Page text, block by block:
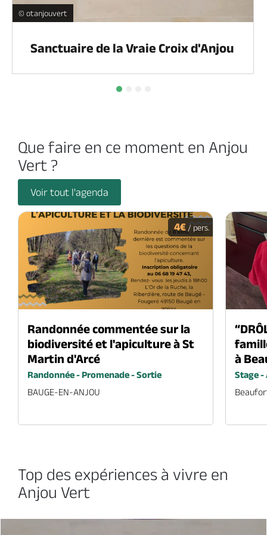
Vraie Croix d'Anjou -
© otanjouvert
Sanctuaire de la Vraie Croix d'Anjou
Que faire en ce moment en Anjou
Vert ?
Voir tout l'agenda
4€ / pers.
Randonnée commentée sur la
biodiversité et l'apiculture à St
Martin d'Arcé
Randonnée - Promenade - Sortie
BAUGE-EN-ANJOU
août
à
Stage -
Top des expériences à vivre en
Anjou Vert